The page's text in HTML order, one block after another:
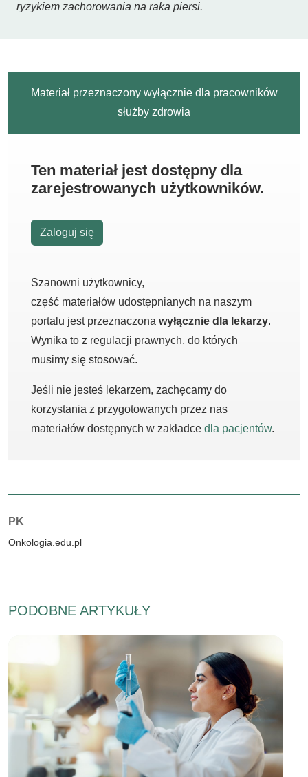
ryzykiem zachorowania na raka piersi.
Materiał przeznaczony wyłącznie dla pracowników
służby zdrowia
Ten materiał jest dostępny dla
zarejestrowanych użytkowników.
Zaloguj się
Szanowni użytkownicy,
część materiałów udostępnianych na naszym
portalu jest przeznaczona wyłącznie dla lekarzy.
Wynika to z regulacji prawnych, do których
musimy się stosować.
Jeśli nie jesteś lekarzem, zachęcamy do
korzystania z przygotowanych przez nas
materiałów dostępnych w zakładce dla pacjentów.
Autorzy:
PK
Onkologia.edu.pl
PODOBNE ARTYKUŁY